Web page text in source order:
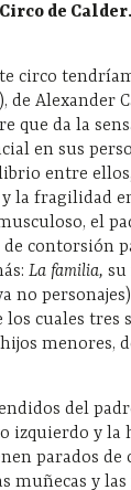
de
circo
de Alexander
que da la
en sus
entre
la fragilidad
el
contorsión
La familia, su
no
los cuales
menores,
del
izquierdo y la
parados de
muñecas y